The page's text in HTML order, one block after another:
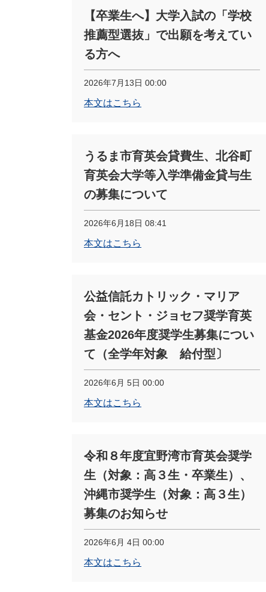
【卒業生へ】大学入試の「学校
推薦型選抜」で出願を考えてい
る方へ
2026年7月13日 00:00
本文はこちら
うるま市育英会貸費生、北谷町
育英会大学等入学準備金貸与生
の募集について
2026年6月18日 08:41
本文はこちら
公益信託カトリック・マリア
会・セント・ジョセフ奨学育英
基金2026年度奨学生募集につい
て（全学年対象 給付型〕
2026年6月 5日 00:00
本文はこちら
令和８年度宜野湾市育英会奨学
生（対象：高３生・卒業生）、
沖縄市奨学生（対象：高３生）
募集のお知らせ
2026年6月 4日 00:00
本文はこちら